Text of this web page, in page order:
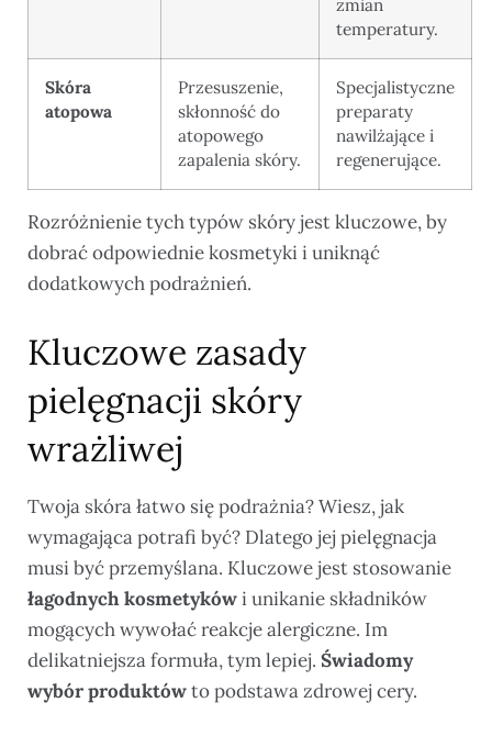
zmian
temperatury.
Skóra
atopowa
Przesuszenie,
skłonność do
atopowego
zapalenia skóry.
Specjalistyczne
preparaty
nawilżające i
regenerujące.
Rozróżnienie tych typów skóry jest kluczowe, by
dobrać odpowiednie kosmetyki i uniknąć
dodatkowych podrażnień.
Kluczowe zasady
pielęgnacji skóry
wrażliwej
Twoja skóra łatwo się podrażnia? Wiesz, jak
wymagająca potrafi być? Dlatego jej pielęgnacja
musi być przemyślana. Kluczowe jest stosowanie
łagodnych kosmetykówi unikanie składników
mogących wywołać reakcje alergiczne. Im
delikatniejsza formuła, tym lepiej. Świadomy
wybór produktówto podstawa zdrowej cery.